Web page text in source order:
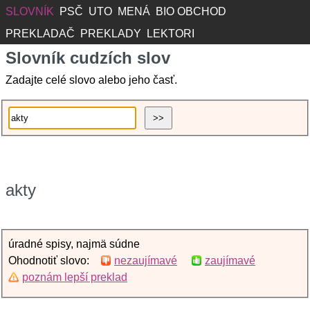
SLOVNÍK PSČ UTO MENÁ
BIO OBCHOD
PREKLADAČ
PREKLADY LEKTORI
Slovník cudzích slov
Zadajte celé slovo alebo jeho časť.
akty
úradné spisy, najmä súdne
Ohodnotiť slovo:
nezaujímavé
zaujímavé
poznám lepší preklad